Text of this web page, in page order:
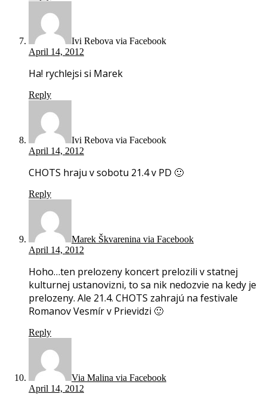
Ivi Rebova via Facebook
April 14, 2012
Ha! rychlejsi si Marek
Reply
Ivi Rebova via Facebook
April 14, 2012
CHOTS hraju v sobotu 21.4 v PD 🙂
Reply
Marek Škvarenina via Facebook
April 14, 2012
Hoho…ten prelozeny koncert prelozili v statnej
kulturnej ustanovizni, to sa nik nedozvie na kedy je
prelozeny. Ale 21.4. CHOTS zahrajú na festivale
Romanov Vesmír v Prievidzi 🙂
Reply
Via Malina via Facebook
April 14, 2012